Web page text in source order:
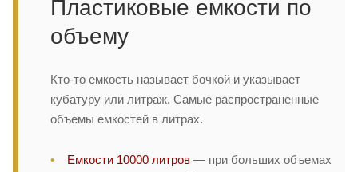
Пластиковые емкости по
объему
Кто-то емкость называет бочкой и указывает
кубатуру или литраж. Самые распространенные
объемы емкостей в литрах.
Емкости 10000 литров — при больших объемах